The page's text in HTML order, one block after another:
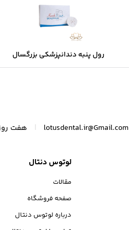
رول پنبه دندانپزشکی بزرگسال
کاوه KAVEH
lotusdental.ir@Gmail.com هفت روز هفته ، 24 ساعت
لوتوس دنتال
مقالات
صفحه فروشگاه
درباره لوتوس دنتال